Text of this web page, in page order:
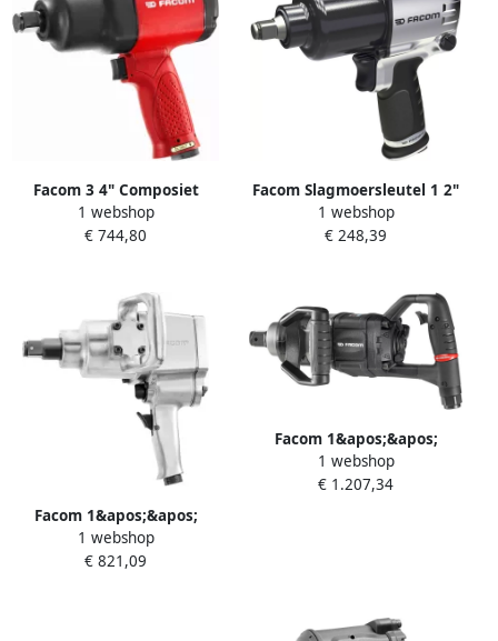
Facom 3 4" Composiet
Slagmoersleutel
NK.2000F2PB
1 webshop
€ 744,80
Facom Slagmoersleutel 1 2"
van Aluminium NS.1400FPB
1 webshop
€ 248,39
Facom 1&apos;&apos;
Slagmoersleutel Korte Spil
Pistool NM.1000F2PB
1 webshop
€ 821,09
Facom 1&apos;&apos;
Rechte Slagmoersleutel
Korte Spil High Perf
1 webshop
€ 1.207,34